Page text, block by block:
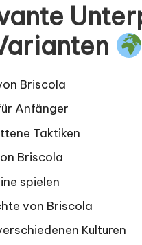
Briscola
Anfänger
Taktiken
Briscola
spielen
von Briscola
Kulturen